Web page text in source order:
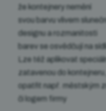
že kontejnery nemění
svou barvu vlivem
designu a rozmanitosti
barev se osvědčují na
Lze též aplikovat
zatavenou do
opatřit např. městským
či logem firmy